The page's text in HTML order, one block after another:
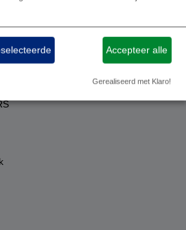
Accepteer alle
Gerealiseerd met Klaro!